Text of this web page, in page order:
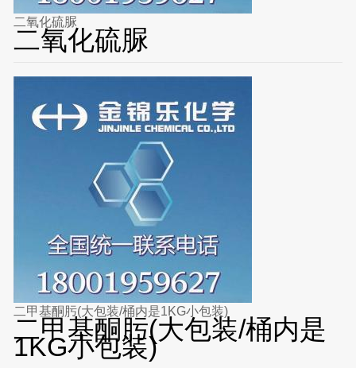
二氧化硫脲
二氧化硫脲
二甲基酮肟(大包装/桶内是1KG小包装)
二甲基酮肟(大包装/桶内是
1KG小包装)